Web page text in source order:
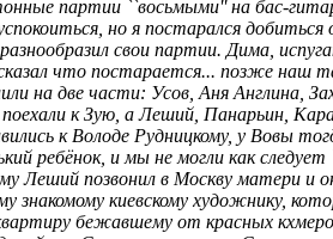
партии ``восьмыми'' на бас-
но я постарался
свои партии. Дима,
что постарается... позже наш
на две части: Усов, Аня Англина,
к Зую, а Леший, Панарьин,
к Володе Рудницкому, у Вовы
ребёнок, и мы не могли как следует
Леший позвонил в Москву матери и
знакомому киевскому художнику,
бежавшему от красных